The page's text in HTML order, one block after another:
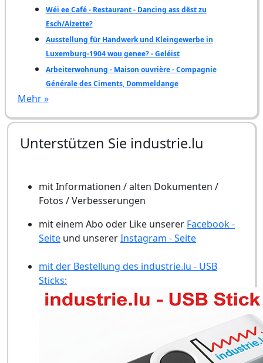
Wéi ee Café - Restaurant - Dancing ass dëst zu
Esch/Alzette?
Ausstellung für Handwerk und Kleingewerbe in
Luxemburg-1904 wou genee? - Geléist
Arbeiterwohnung - Maison ouvrière - Compagnie
Générale des Ciments, Dommeldange
Mehr »
Unterstützen Sie industrie.lu
mit Informationen / alten Dokumenten /
Fotos / Verbesserungen
mit einem Abo oder Like unserer Facebook -
Seite und unsererInstagram - Seite
mit der Bestellung des industrie.lu - USB
Sticks: